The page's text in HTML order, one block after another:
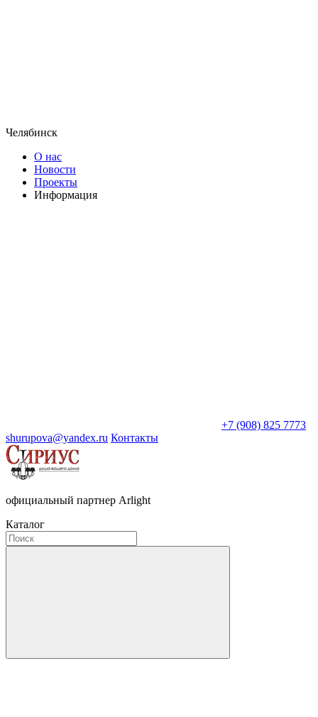
Челябинск
О нас
Новости
Проекты
Информация
+7 (908) 825 7773
shurupova@yandex.ru Контакты
официальный партнер Arlight
Каталог